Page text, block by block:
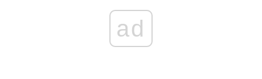
ad